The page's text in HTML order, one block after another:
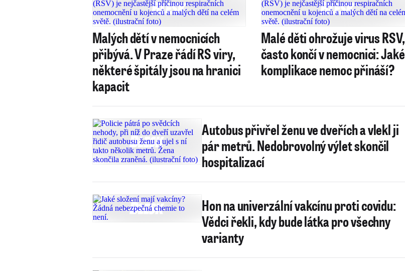
Malých dětí v nemocnicích
přibývá. V Praze řádí RS viry,
některé špitály jsou na hranici
kapacit
Malé děti ohrožuje virus RSV,
často končí v nemocnici: Jaké
komplikace nemoc přináší?
Autobus přivřel ženu ve dveřích a vlekl ji
pár metrů. Nedobrovolný výlet skončil
hospitalizací
Hon na univerzální vakcínu proti covidu:
Vědci řekli, kdy bude látka pro všechny
varianty